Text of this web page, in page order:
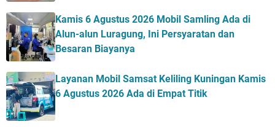
Kamis 6 Agustus 2026 Mobil Samling Ada di
Alun-alun Luragung, Ini Persyaratan dan
Besaran Biayanya
Layanan Mobil Samsat Keliling Kuningan Kamis
6 Agustus 2026 Ada di Empat Titik